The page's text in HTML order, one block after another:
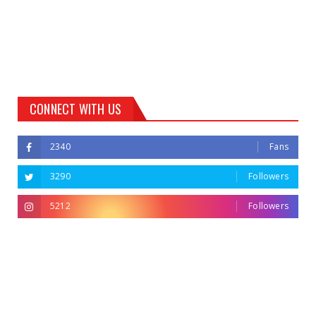
CONNECT WITH US
2340 Fans
3290 Followers
5212 Followers